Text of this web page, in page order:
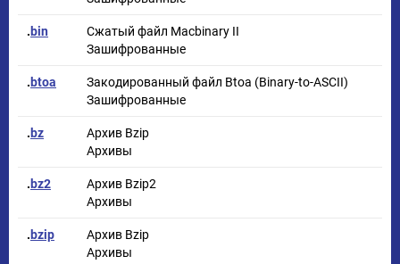
.bin
Сжатый файл Macbinary II
Зашифрованные
.btoa
Закодированный файл Btoa (Binary-to-ASCII)
Зашифрованные
.bz
Архив Bzip
Архивы
.bz2
Архив Bzip2
Архивы
.bzip
Архив Bzip
Архивы